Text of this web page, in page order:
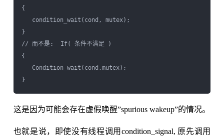
{
condition_wait(cond, mutex);
}
// 而不是:  If( 条件不满足 )
{
Condition_wait(cond,mutex);
这是因为可能会存在虚假唤醒”spurious wakeup”的情况。
也就是说，即使没有线程调用condition_signal, 原先调用